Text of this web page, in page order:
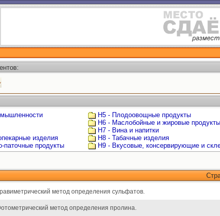
изделия
паточные продукты
Н5 - Плодоовощные продукты
Н6 - Маслобойные и жировые продукты
Н7 - Вина и напитки
Н8 - Табачные изделия
Н9 - Вкусовые, консервирующие и
метод определения сульфатов.
метод определения пролина.